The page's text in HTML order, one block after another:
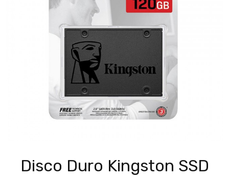
Disco Duro Kingston SSD